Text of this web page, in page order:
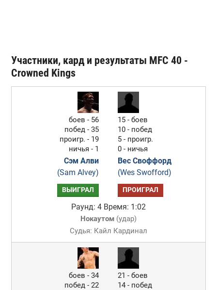
Участники, кард и результаты MFC 40 -
Crowned Kings
боев - 56
побед - 35
проигр. - 19
ничья - 1
Сэм Алви
(Sam Alvey)
15 - боев
10 - побед
5 - проигр.
0 - ничья
Вес Своффорд
(Wes Swofford)
ВЫИГРАЛ ПРОИГРАЛ
Раунд: 4 Время: 1:02
Нокаутом(удар)
Судья: Кайл Кардинал
боев - 34
побед - 22
21 - боев
14 - побед